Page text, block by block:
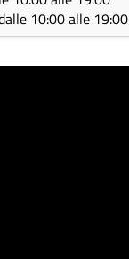
10:00 alle 19:00